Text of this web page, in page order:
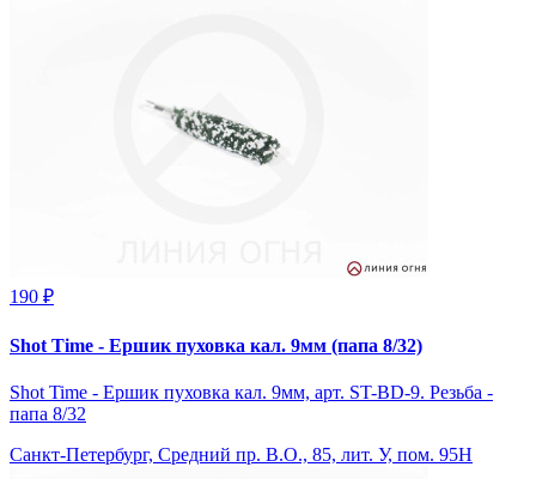
190 ₽
Shot Time - Ершик пуховка кал. 9мм (папа 8/32)
Shot Time - Ершик пуховка кал. 9мм, арт. ST-BD-9. Резьба -
папа 8/32
Санкт-Петербург, Средний пр. В.О., 85, лит. У, пом. 95Н